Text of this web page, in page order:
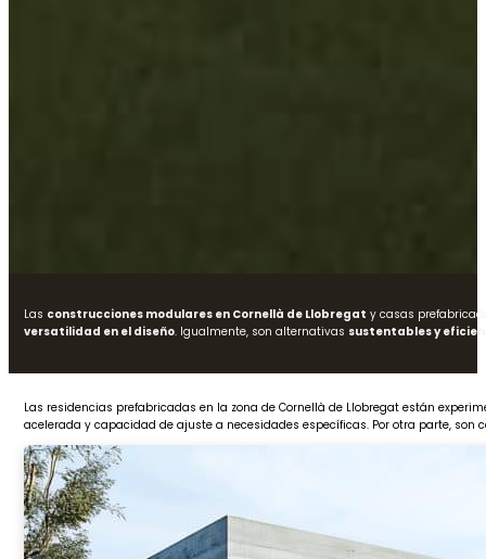
Las construcciones modulares en Cornellà de Llobregat y casas
versatilidad en el diseño. Igualmente, son alternativas sustentables y
Las residencias prefabricadas en la zona de Cornellà de Llobregat están
acelerada y capacidad de ajuste a necesidades específicas. Por otra parte, son